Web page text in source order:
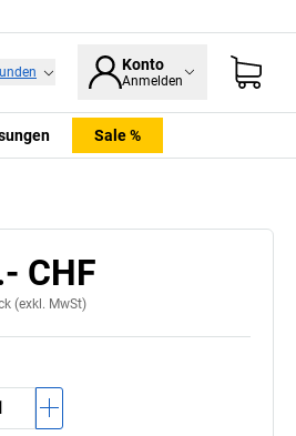
Konto
Anmelden
Sale %
CHF
(exkl. MwSt)